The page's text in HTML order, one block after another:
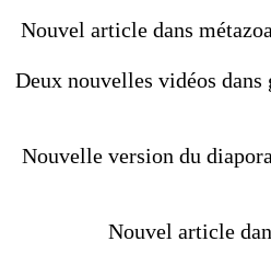
Nouvel article dans
Deux nouvelles vidéos
Nouvelle version du
Nouvel article